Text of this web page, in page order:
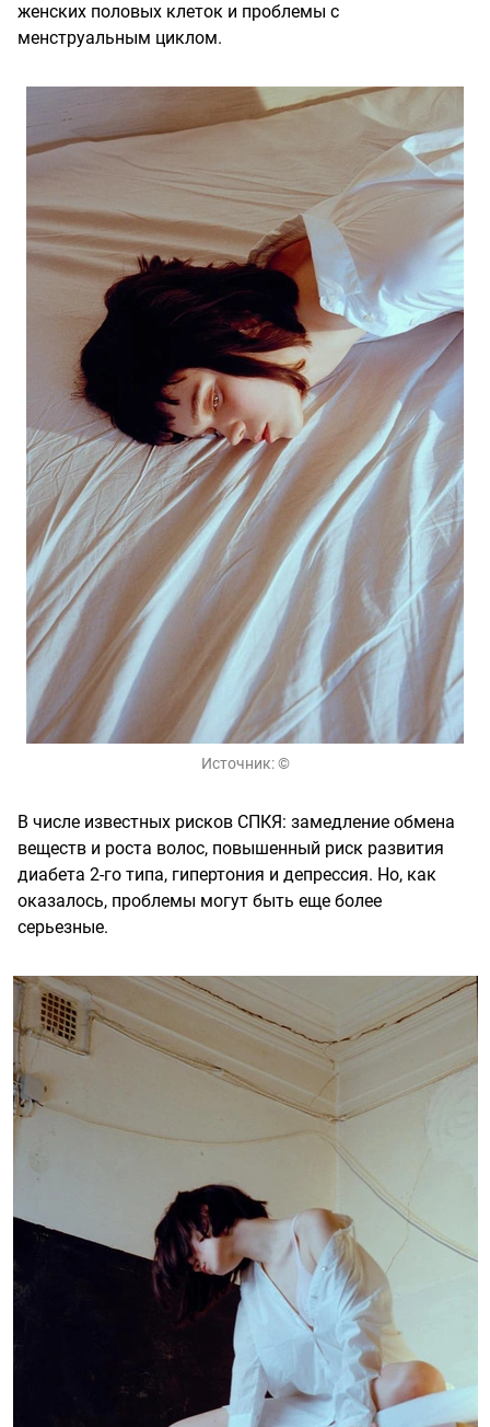
женских половых клеток и проблемы с
менструальным циклом.
Источник:©
В числе известных рисков СПКЯ: замедление обмена
веществ и роста волос, повышенный риск развития
диабета 2-го типа, гипертония и депрессия. Но, как
оказалось, проблемы могут быть еще более
серьезные.